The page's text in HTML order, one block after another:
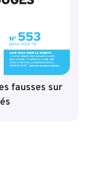
fausses sur